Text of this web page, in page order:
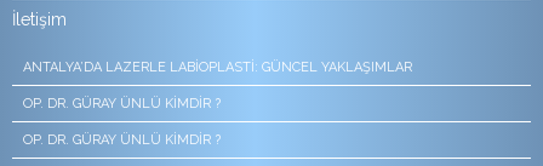
İletişim
ANTALYA’DA LAZERLE LABIOPLASTI: GÜNCEL YAKLAŞIMLAR
OP. DR. GÜRAY ÜNLÜ KIMDIR ?
OP. DR. GÜRAY ÜNLÜ KIMDIR ?